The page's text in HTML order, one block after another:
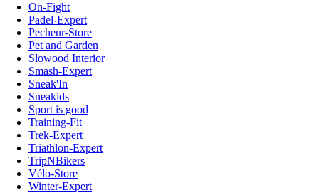
On-Fight
Padel-Expert
Pecheur-Store
Pet and Garden
Slowood Interior
Smash-Expert
Sneak'In
Sneakids
Sport is good
Training-Fit
Trek-Expert
Triathlon-Expert
TripNBikers
Vélo-Store
Winter-Expert